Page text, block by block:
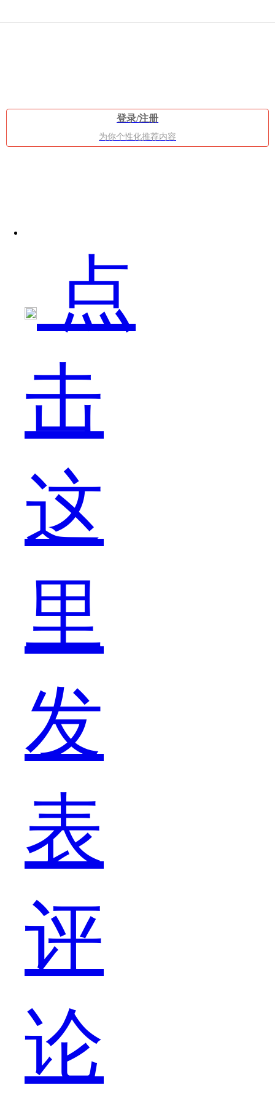
道
月
十
五
的
来
历
是
什
登录/注册
为你个性化推荐内容
点
击
这
里
发
表
评
论